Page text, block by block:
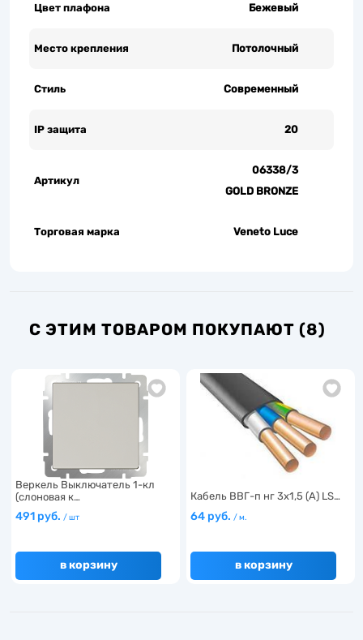
Цвет плафона Бежевый
Место крепления Потолочный
Стиль Современный
IP защита 20
Артикул
06338/3
GOLD BRONZE
Торговая марка Veneto Luce
С ЭТИМ ТОВАРОМ ПОКУПАЮТ (8)
Веркель Выключатель 1-кл
(слоновая к…
491 руб. / шт
в корзину
Кабель ВВГ-п нг 3х1,5 (А) LS…
64 руб. / м.
в корзину